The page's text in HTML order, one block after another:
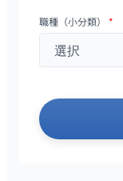
職種（小分類） *